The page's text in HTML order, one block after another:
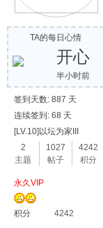
TA的每日心情
开心
半小时前
签到天数: 887 天
连续签到: 68 天
[LV.10]以坛为家III
2
主题
1027
帖子
4242
积分
永久VIP
积分 4242